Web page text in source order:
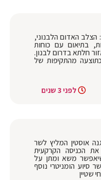
הצלב האדום הלבנוני,
בתיאום עם כוחות
חלתא בדרום לבנון.
מהתקיפות של
לפני 3 שנים
אוסטין המליץ לשר
הכניסה הקרקעית
משא ומתן על
סיוע הומניטרי נוסף
שטיין